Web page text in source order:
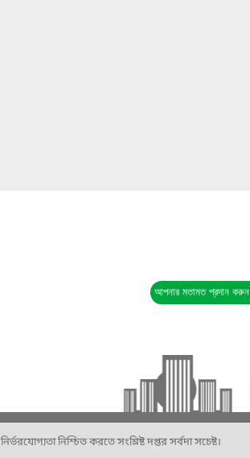
আপনার মতামত প্রদান করুন
নিশ্চিত করতে সংশ্লিষ্ট দপ্তর সর্বদা সচেষ্ট।